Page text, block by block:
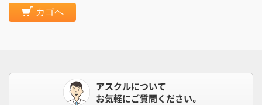
カゴへ
アスクルについて
お気軽にご質問ください。